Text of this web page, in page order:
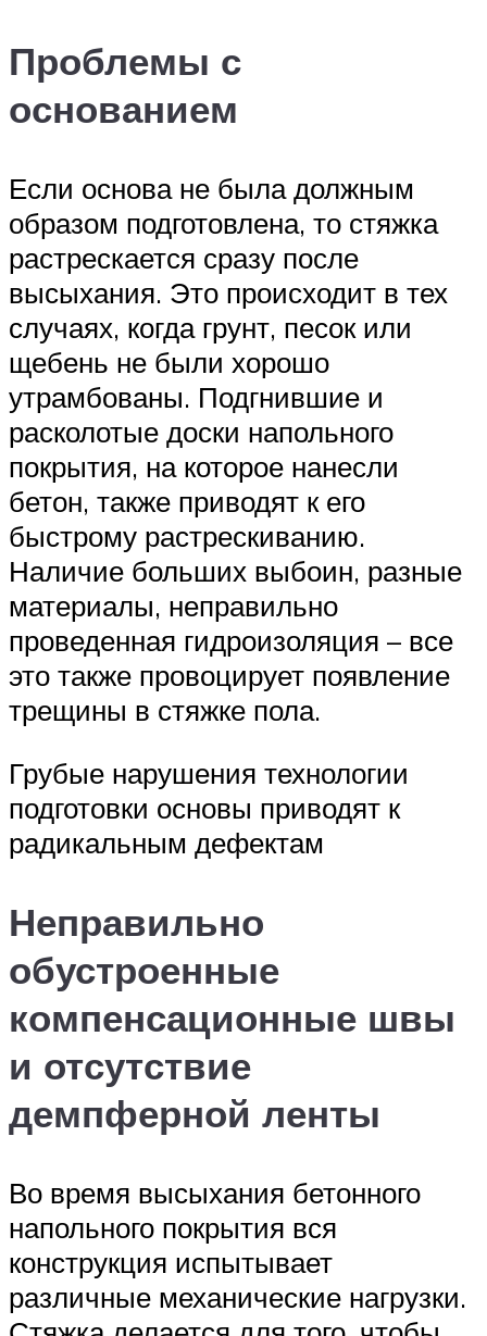
Проблемы с
основанием
Если основа не была должным
образом подготовлена, то стяжка
растрескается сразу после
высыхания. Это происходит в тех
случаях, когда грунт, песок или
щебень не были хорошо
утрамбованы. Подгнившие и
расколотые доски напольного
покрытия, на которое нанесли
бетон, также приводят к его
быстрому растрескиванию.
Наличие больших выбоин, разные
материалы, неправильно
проведенная гидроизоляция – все
это также провоцирует появление
трещины в стяжке пола.
Грубые нарушения технологии
подготовки основы приводят к
радикальным дефектам
Неправильно
обустроенные
компенсационные швы
и отсутствие
демпферной ленты
Во время высыхания бетонного
напольного покрытия вся
конструкция испытывает
различные механические нагрузки.